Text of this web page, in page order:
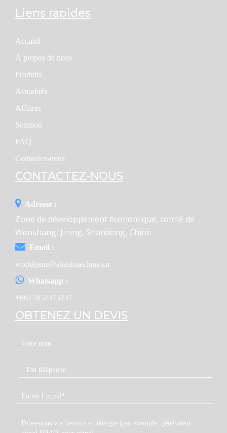
Liens rapides
Accueil
À propos de nous
Produits
Actualités
Affaires
Solution
FAQ
Contactez-nous
CONTACTEZ-NOUS
Adresse :
Zone de développement économique, comté de
Wenshang, Jining, Shandong, Chine
Email :
worldgens@shanhuachina.cn
Whatsapp :
+8617852375737
OBTENEZ UN DEVIS